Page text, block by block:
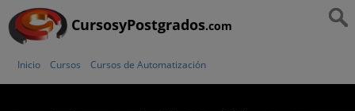
CursosyPostgrados.com
Inicio Cursos Cursos de Automatización